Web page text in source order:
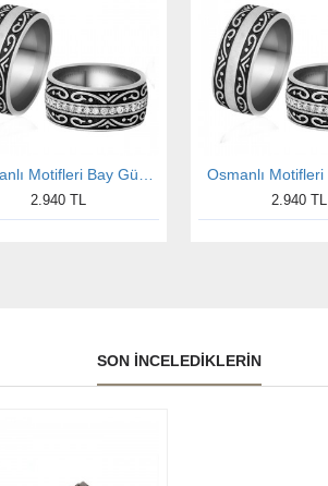
Osmanlı Motifleri Bay Gümüş Alyans
2.940 TL 2.940 TL
SON İNCELEDIKLERIN